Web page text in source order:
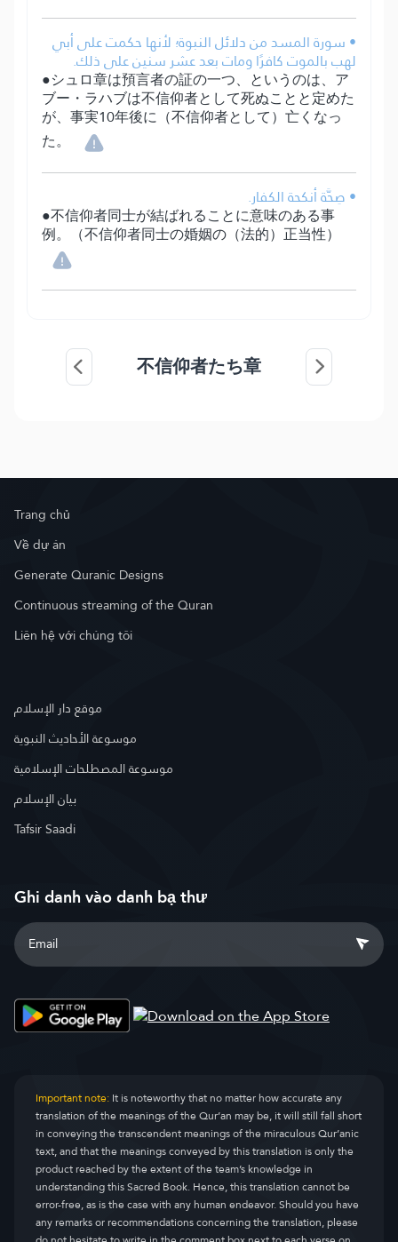
• سورة المسد من دلائل النبوة؛ لأنها حكمت على أبي
لهب بالموت كافرًا ومات بعد عشر سنين على ذلك.
●シュロ章は預言者の証の一つ、というのは、ア
ブー・ラハブは不信仰者として死ぬことと定めた
が、事実10年後に（不信仰者として）亡くなっ
た。
• صِحَّة أنكحة الكفار.
●不信仰者同士が結ばれることに意味のある事
例。（不信仰者同士の婚姻の（法的）正当性）
不信仰者たち章
Trang chủ
Về dự án
Generate Quranic Designs
Continuous streaming of the Quran
Liên hệ với chúng tôi
موقع دار الإسلام
موسوعة الأحاديث النبوية
موسوعة المصطلحات الإسلامية
بيان الإسلام
Tafsir Saadi
Ghi danh vào danh bạ thư
Important note:It is noteworthy that no matter how accurate any
translation of the meanings of the Qur’an may be, it will still fall short
in conveying the transcendent meanings of the miraculous Qur’anic
text, and that the meanings conveyed by this translation is only the
product reached by the extent of the team’s knowledge in
understanding this Sacred Book. Hence, this translation cannot be
error-free, as is the case with any human endeavor. Should you have
any remarks or recommendations concerning the translation, please